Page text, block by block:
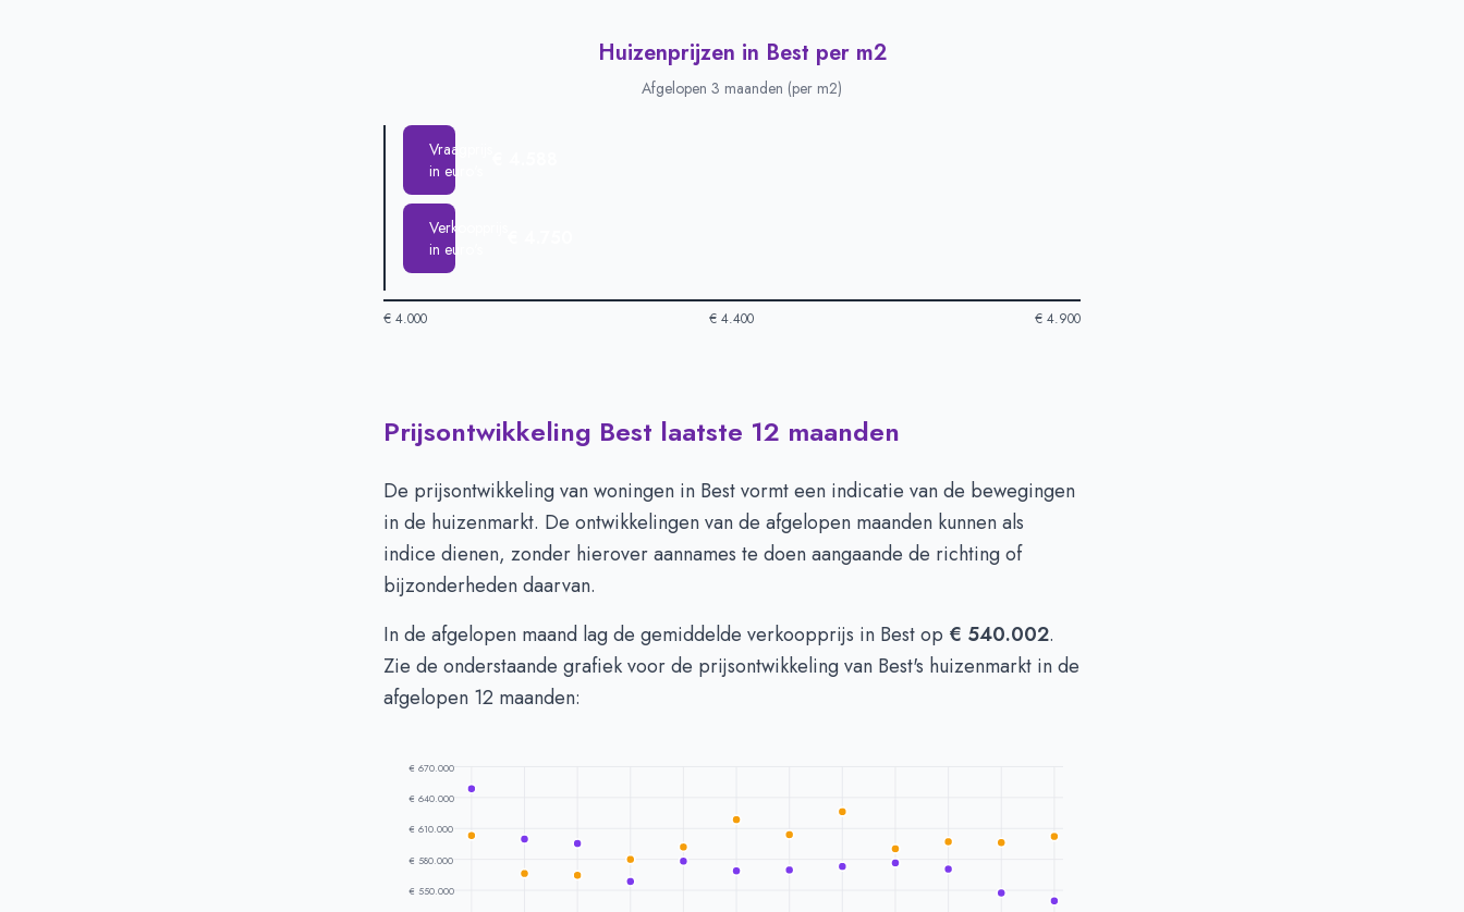
Huizenprijzen in Best per m2
Afgelopen 3 maanden (per m2)
Vraagprijs
in euro's
Verkoopprijs
in euro's
€ 4.000 € 4.400 € 4.900
Huizenprijzen in Best per m2 -Afgelopen 3 maanden (per m2)
Vraagprijs in euro's
€ 4.588
Verkoopprijs in euro's
€ 4.750
Prijsontwikkeling Best laatste 12 maanden
De prijsontwikkeling van woningen in Best vormt een indicatie van de bewegingen
in de huizenmarkt. De ontwikkelingen van de afgelopen maanden kunnen als
indice dienen, zonder hierover aannames te doen aangaande de richting of
bijzonderheden daarvan.
In de afgelopen maand lag de gemiddelde verkoopprijs in Best op € 540.002.
Zie de onderstaande grafiek voor de prijsontwikkeling van Best's huizenmarkt in de
afgelopen 12 maanden:
€ 670.000
€ 640.000
€ 610.000
€ 580.000
€ 550.000